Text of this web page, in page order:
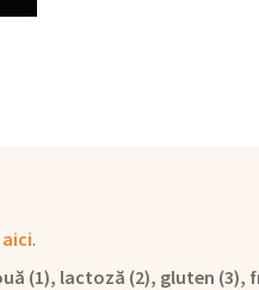
.
(1), lactoză (2), gluten (3),